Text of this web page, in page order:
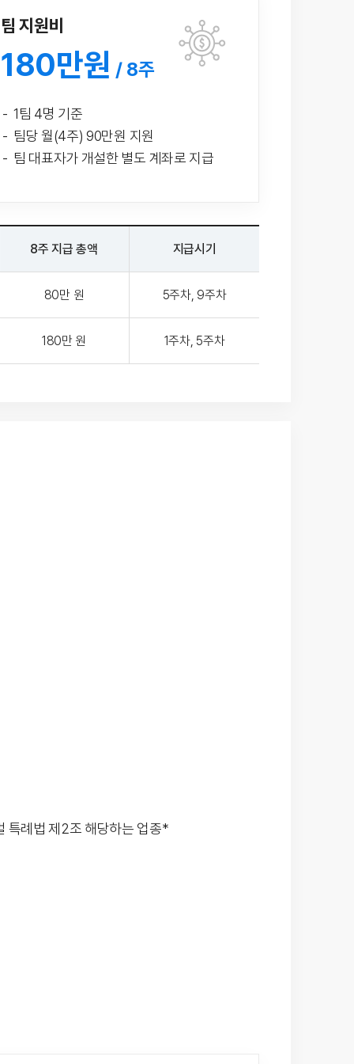
팀 지원비
180만원 / 8주
1팀 4명 기준
팀당 월(4주) 90만원 지원
팀 대표자가 개설한 별도 계좌로 지급
8주 지급 총액 지급시기
80만 원 5주차, 9주차
180만 원 1주차, 5주차
특례법 제2조 해당하는 업종*